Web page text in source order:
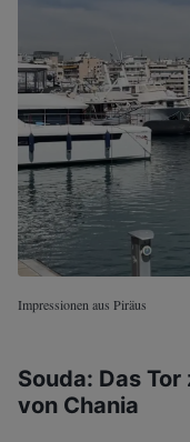
Impressionen aus Piräus
Souda: Das
von Chania